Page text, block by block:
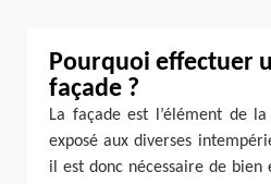
Pourquoi effectuer
façade ?
La façade est l’élément de
exposé aux diverses
il est donc nécessaire de